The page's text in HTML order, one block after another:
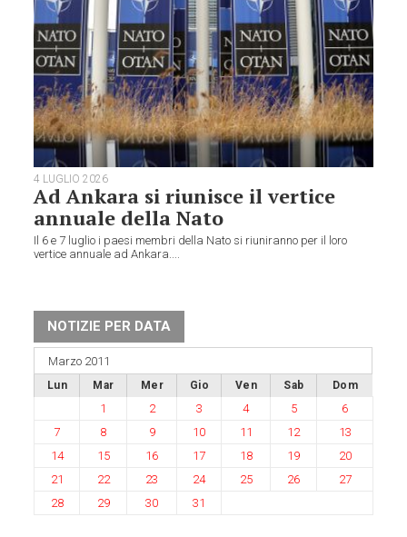
4 LUGLIO 2026
Ad Ankara si riunisce il vertice
annuale della Nato
Il 6 e 7 luglio i paesi membri della Nato si riuniranno per il loro
vertice annuale ad Ankara....
NOTIZIE PER DATA
Marzo 2011
Lun Mar Mer Gio Ven Sab Dom
1 2 3 4 5
6
7
8 9 10 11 12
13
14
15 16 17 18 19
20
21
22 23 24 25 26
27
28
29 30 31